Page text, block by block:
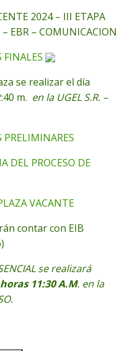
2024 – III ETAPA
EBR – COMUNICACION
FINALES
se realizar el día
m. en la UGEL S.R. –
PRELIMINARES
DEL PROCESO DE
VACANTE
contar con EIB
se realizará
11:30 A.M. en la